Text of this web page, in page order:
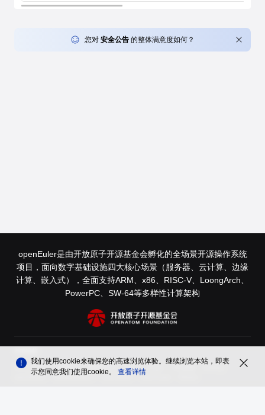
您对 安全公告 的整体满意度如何？
openEuler是由开放原子开源基金会孵化的全场景开源操作系统
项目，面向数字基础设施四大核心场景（服务器、云计算、边缘
计算、嵌入式），全面支持ARM、x86、RISC-V、LoongArch、
PowerPC、SW-64等多样性计算架构
木兰开源社区 鲲鹏社区 InfoQ
openGauss
昇思MindSpore openUBMC openFuyao
我们使用cookie来确保您的高速浏览体验。继续浏览本站，即表
示您同意我们使用cookie。 查看详情